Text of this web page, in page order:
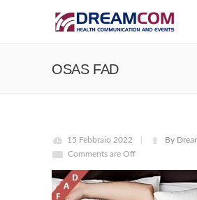
OSAS FAD
15 Febbraio 2022
By
Comments are Off